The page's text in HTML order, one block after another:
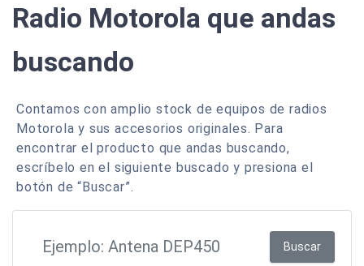
Radio Motorola que andas
buscando
Contamos con amplio stock de equipos de radios
Motorola y sus accesorios originales. Para
encontrar el producto que andas buscando,
escríbelo en el siguiente buscado y presiona el
botón de “Buscar”.
Buscar